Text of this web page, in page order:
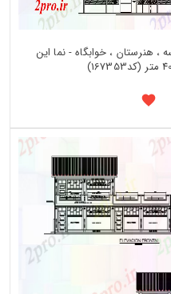
، هنرستان ، خوابگاه - نما این